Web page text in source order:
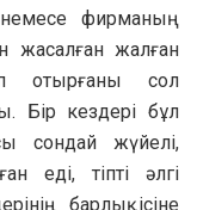
немесе фирманың
жасалған жалған
отырғаны сол
Бір кездері бұл
сондай жүйелі,
еді, тіпті әлгі
барлық ісіне